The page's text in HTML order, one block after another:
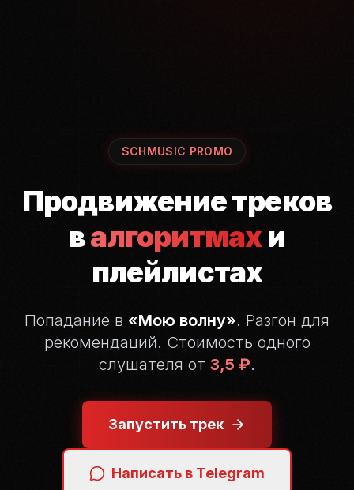
SCHMUSIC PROMO
Продвижение треков
валгоритмахи
плейлистах
Попадание в «Мою волну». Разгон для
рекомендаций. Стоимость одного
слушателя от 3,5 ₽.
Запустить трек
Написать в Telegram